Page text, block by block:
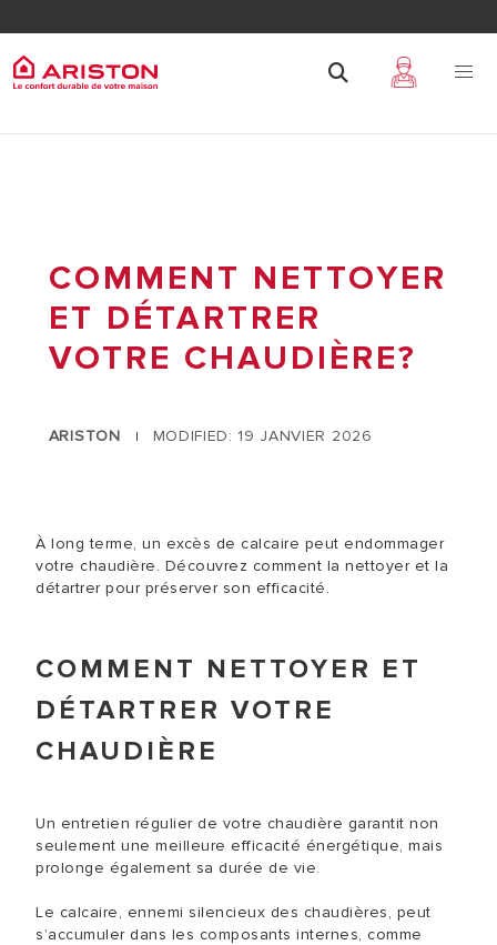
COMMENT NETTOYER
ET DÉTARTRER
VOTRE CHAUDIÈRE?
ARISTON | MODIFIED: 19 JANVIER 2026
À long terme, un excès de calcaire peut endommager
votre chaudière. Découvrez comment la nettoyer et la
détartrer pour préserver son efficacité.
COMMENT NETTOYER ET
DÉTARTRER VOTRE
CHAUDIÈRE
Un entretien régulier de votre chaudière garantit non
seulement une meilleure efficacité énergétique, mais
prolonge également sa durée de vie.
Le calcaire, ennemi silencieux des chaudières, peut
s’accumuler dans les composants internes, comme